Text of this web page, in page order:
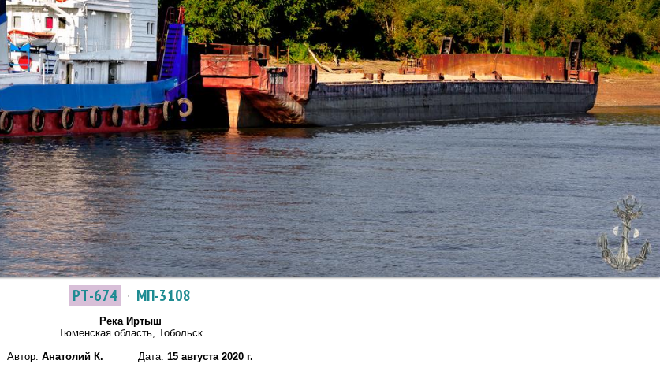
РТ-674 · МП-3108
Река Иртыш
Тюменская область, Тобольск
Автор: Анатолий К. Дата: 15 августа 2020 г.